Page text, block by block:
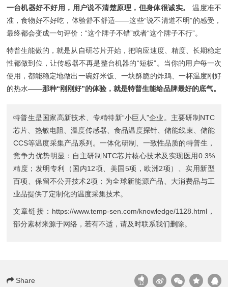
一台机器好不好用，用户说不清楚原理，但身体很诚实。
温度准不
准，食物好不好吃，体验舒不舒适——这些“说不清道不明”的感受，
最终都会变成一句评价：“这个牌子不错”或者“这个牌子不行”。
特普生能做的，就是从自研芯片开始，把响应速度、精度、长期稳定
性都做到位，让传感器不再是整台机器的“短板”。当你的用户每一次
使用，都能稳定地做出一碗好米饭、一块酥脆的炸鸡、一杯温度刚好
的热水——那种“刚刚好”的体验，就是特普生能给品牌最好的底气。
特普生是国家高新技术、专精特新“小巨人”企业。主要研制 NTC
芯片
热敏电阻 、温度传感器 、食品温度探针 、储能线束、 储能
CCS等温度采集产品系列。一体化研制、一致性品质的特普生，
竞争力优势明显：自主研制NTC芯片核心技术及实现医用0.3%
精度；发明专利（国内12项、美国5项，欧洲2项）、实用新型
百项、保留不公开技术2项；为全球新能源产品、大消费品与工
业品提供了定制化的温度采集技术。
文章链接： https://www.temp-sen.com/knowledge/1128.html，
部分素材来源于网络，若有不适，请及时联系我们删除。
Share 12